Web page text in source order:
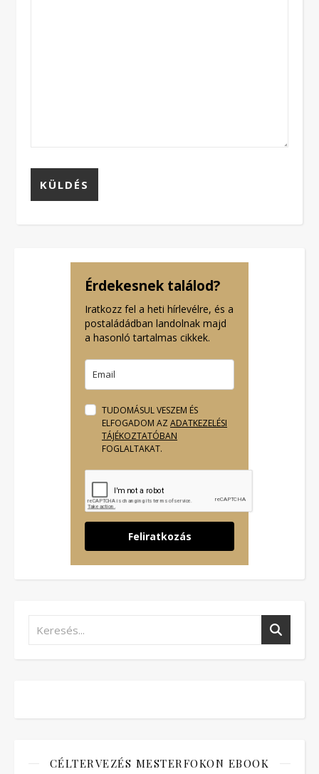
Érdekesnek találod?
Iratkozz fel a heti hírlevélre, és a
postaládádban landolnak majd
a hasonló tartalmas cikkek.
TUDOMÁSUL VESZEM ÉS
ELFOGADOM AZ ADATKEZELÉSI
TÁJÉKOZTATÓBAN
FOGLALTAKAT.
Feliratkozás
CÉLTERVEZÉS MESTERFOKON EBOOK